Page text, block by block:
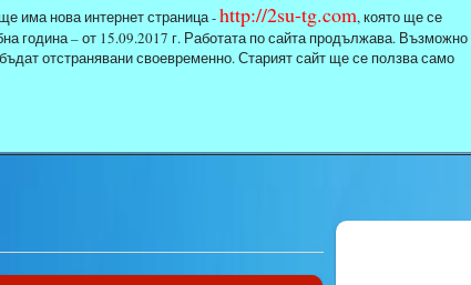
има нова интернет страница -http://2su-tg.com, която ще се
година – от 15.09.2017 г. Работата по сайта продължава. Възможно
отстранявани своевременно. Старият сайт ще се ползва само